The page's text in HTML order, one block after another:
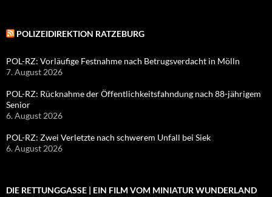
POLIZEIDIREKTION RATZEBURG
POL-RZ: Vorläufige Festnahme nach Betrugsverdacht in Mölln
7. August 2026
POL-RZ: Rücknahme der Öffentlichkeitsfahndung nach 88-jährigem
Senior
6. August 2026
POL-RZ: Zwei Verletzte nach schwerem Unfall bei Siek
6. August 2026
DIE RETTUNGGASSE | EIN FILM VOM MINIATUR WUNDERLAND